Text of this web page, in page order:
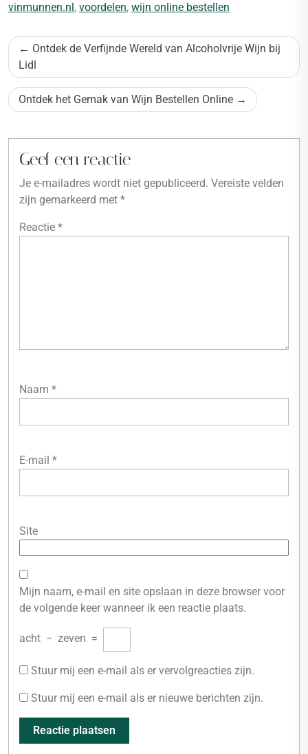
vinmunnen.nl, voordelen, wijn online bestellen
Bericht
navigatie
Ontdek de Verfijnde Wereld van Alcoholvrije Wijn bij
Lidl
Ontdek het Gemak van Wijn Bestellen Online
Geef een reactie
Je e-mailadres wordt niet gepubliceerd. Vereiste velden
zijn gemarkeerd met *
Reactie *
Naam *
E-mail *
Site
Mijn naam, e-mail en site opslaan in deze browser voor
de volgende keer wanneer ik een reactie plaats.
acht − zeven =
Stuur mij een e-mail als er vervolgreacties zijn.
Stuur mij een e-mail als er nieuwe berichten zijn.